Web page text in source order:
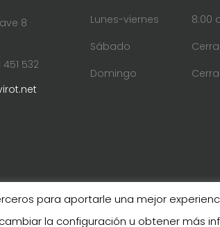
8 ·
451 532
Lunes-viernes
8:00
Sábado
Domingo
© COPYRIGHT
para aportarle una mejor
la configuración u obtener más